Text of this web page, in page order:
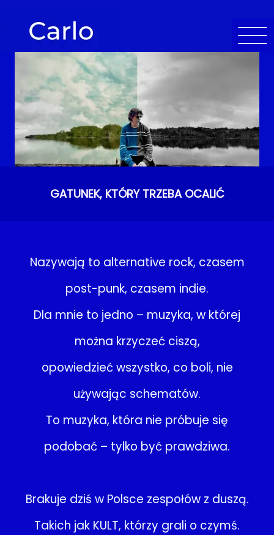
GATUNEK, KTÓRY TRZEBA OCALIĆ
Nazywają to alternative rock, czasem
post-punk, czasem indie.
Dla mnie to jedno – muzyka, w której
można krzyczeć ciszą,
opowiedzieć wszystko, co boli, nie
używając schematów.
To muzyka, która nie próbuje się
podobać – tylko być prawdziwa.
Brakuje dziś w Polsce zespołów z duszą.
Takich jak KULT, którzy grali o czymś.